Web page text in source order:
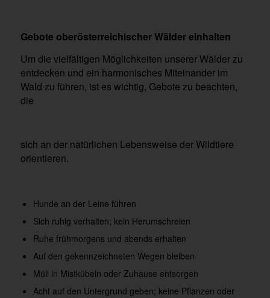
Gebote oberösterreichischer Wälder einhalten
Um die vielfältigen Möglichkeiten unserer Wälder zu
entdecken und ein harmonisches Miteinander im
Wald zu führen, ist es wichtig, Gebote zu beachten,
die
sich an der natürlichen Lebensweise der Wildtiere
orientieren.
Hunde an der Leine führen
Sich ruhig verhalten; kein Herumschreien
Ruhe frühmorgens und abends erhalten
Auf den gekennzeichneten Wegen bleiben
Müll in Mistkübeln oder Zuhause entsorgen
Acht auf den Untergrund geben; keine Pflanzen oder